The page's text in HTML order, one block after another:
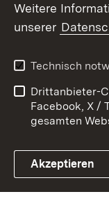
Link zum
Kontakt
Barrierefreiheit
Impressum
Weitere
unserer
Technisch
Drittanbieter-
Facebook, X /
gesamten
Akzeptieren